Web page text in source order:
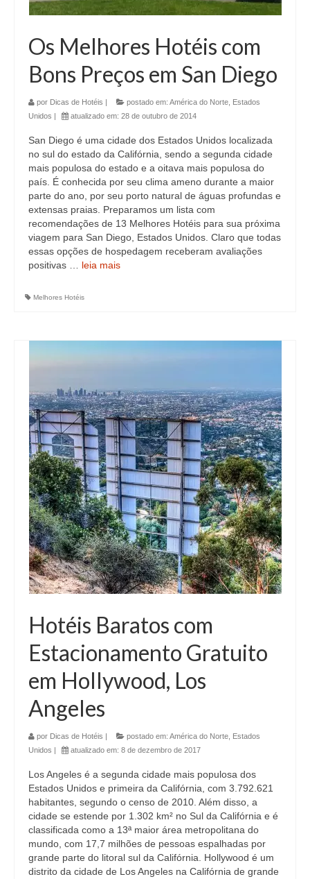
Os Melhores Hotéis com
Bons Preços em San Diego
por Dicas de Hotéis | postado em: América do Norte Estados
Unidos | atualizado em: 28 de outubro de 2014
San Diego é uma cidade dos Estados Unidos localizada
no sul do estado da Califórnia, sendo a segunda cidade
mais populosa do estado e a oitava mais populosa do
país. É conhecida por seu clima ameno durante a maior
parte do ano, por seu porto natural de águas profundas e
extensas praias. Preparamos um lista com
recomendações de 13 Melhores Hotéis para sua próxima
viagem para San Diego, Estados Unidos. Claro que todas
essas opções de hospedagem receberam avaliações
positivas … leia mais
Melhores Hotéis
Hotéis Baratos com
Estacionamento Gratuito
em Hollywood, Los
Angeles
por Dicas de Hotéis | postado em: América do Norte Estados
Unidos | atualizado em: 8 de dezembro de 2017
Los Angeles é a segunda cidade mais populosa dos
Estados Unidos e primeira da Califórnia, com 3.792.621
habitantes, segundo o censo de 2010. Além disso, a
cidade se estende por 1.302 km² no Sul da Califórnia e é
classificada como a 13ª maior área metropolitana do
mundo, com 17,7 milhões de pessoas espalhadas por
grande parte do litoral sul da Califórnia. Hollywood é um
distrito da cidade de Los Angeles na Califórnia de grande